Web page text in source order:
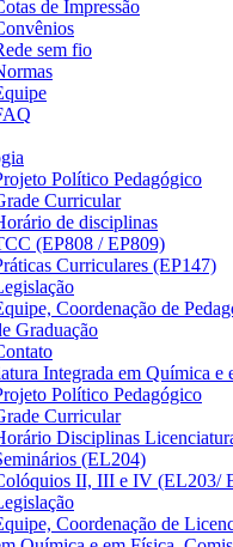
de Impressão
sem fio
Político Pedagógico
Curricular
de disciplinas
(EP808 / EP809)
Curriculares (EP147)
Coordenação de
Graduação
Integrada em Química e
Político Pedagógico
Curricular
Disciplinas
(EL204)
II, III e IV (EL203/
Coordenação de